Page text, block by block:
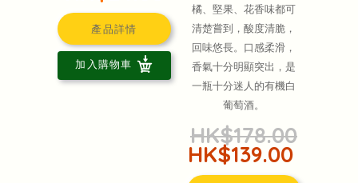
產品詳情
加入購物車
橘、堅果、花香味都可
清楚嘗到，酸度清脆，
回味悠長。口感柔滑，
香氣十分明顯突出，是
一瓶十分迷人的有機白
葡萄酒。
HK$178.00
HK$139.00